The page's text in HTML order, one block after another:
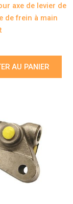
axe de levier de
de frein à main
AU PANIER